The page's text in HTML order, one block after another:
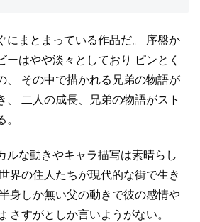
まとまっている作品だ。
序盤か
ーはやや淡々としており
ピンとく
その中で描かれる兄弟の物語が
二人の成長、兄弟の物語がスト
ルな動きやキャラ描写は素晴らし
界の住人たちが現代的な街で生き
身しか無い父の動きで彼の感情や
さすがとしか言いようがない。